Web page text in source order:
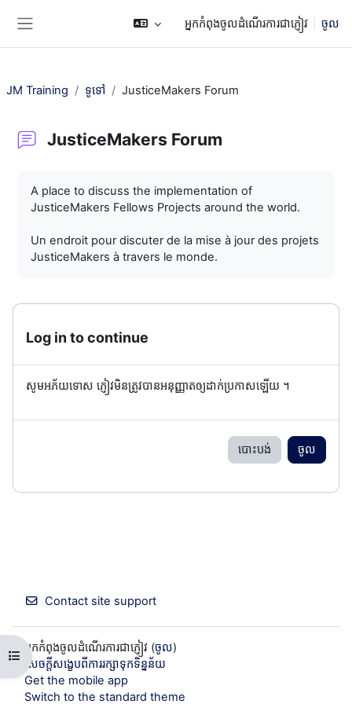
អ្នកកំពុងចូលដំណើរការជាភ្ញៀវ ចូល
Open course index
JM Training ទូទៅ JusticeMakers Forum
JusticeMakers Forum
A place to discuss the implementation of
JusticeMakers Fellows Projects around the world.
Un endroit pour discuter de la mise à jour des projets
JusticeMakers à travers le monde.
Log in to continue
សូមអភ័យទោស ភ្ញៀវមិនត្រូវបានអនុញ្ញាតឲ្យដាក់ប្រកាសឡើយ ។
បោះបង់ ចូល
Contact site support
អ្នកកំពុងចូលដំណើរការជាភ្ញៀវ (ចូល)
សេចក្តីសង្ខេបពីការរក្សាទុកទិន្នន័យ
Get the mobile app
Switch to the standard theme